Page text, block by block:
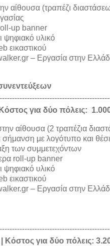
αίθουσα (τραπέζι
up banner
ψηφιακό υλικό
εικαστικού
– Εργασία στην
για δύο πόλεις:
αίθουσα (2 τραπέζια
με λογότυπο και
των συμμετεχόντων
roll-up banner
ψηφιακό υλικό
εικαστικού
– Εργασία στην
Κόστος για δύο πόλεις: